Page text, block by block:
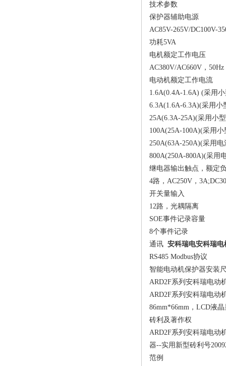
技术参数
保护器辅助电源
AC85V-265V/DC100V-
功耗5VA
电机额定工作电压
AC380V/AC660V，50Hz
电动机额定工作电流
1.6A(0.4A-1.6A) (采用
6.3A(1.6A-6.3A)(采用小
25A(6.3A-25A)(采用小
100A(25A-100A)(采用
250A(63A-250A)(采用
800A(250A-800A)(采用
继电器输出触点，额定
4路，AC250V，
开关量输入
12路，光耦隔离
SOE事件记录容量
8个事件记录
通讯 安科瑞电安科瑞电
RS485 Modbus协议
智能电动机保护器安装
ARD2F系列安科瑞电动
ARD2F系列安科瑞电动
86mm*66mm，LCD液
砖利及著作权
ARD2F系列安科瑞电动
器--实用新型砖利号
范例